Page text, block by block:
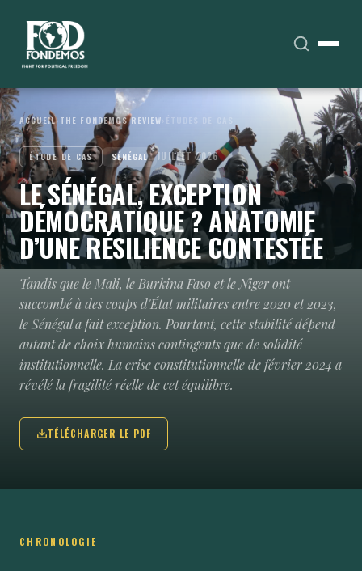
ACCUEIL› THE FONDEMOS REVIEW ÉTUDES DE CAS
ÉTUDE DE CAS SÉNÉGAL JUILLET 2026
LE SÉNÉGAL, EXCEPTION
DÉMOCRATIQUE ? ANATOMIE
D’UNE RÉSILIENCE CONTESTÉE
Tandis que le Mali, le Burkina Faso et le Niger ont
succombé à des coups d'État militaires entre 2020 et 2023,
le Sénégal a fait exception. Pourtant, cette stabilité dépend
autant de choix humains contingents que de solidité
institutionnelle. La crise constitutionnelle de février 2024 a
révélé la fragilité réelle de cet équilibre.
TÉLÉCHARGER LE PDF
CHRONOLOGIE